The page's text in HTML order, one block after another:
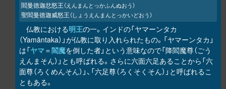
閻曼徳迦忿怒王（えんまんとっかふんぬおう）
聖閻曼徳迦威怒王（しょうえんまんとっかいどおう）
仏教における明王の一。インドの「ヤマーンタカ
（Yamāntaka）」が仏教に取り入れられたもの。「ヤマーンタカ」
は「ヤマ ＝閻魔を倒した者」という意味なので「降閻魔尊（ごう
えんまそん）」とも呼ばれる。さらに六面六足あることから「六
面尊（ろくめんそん）」、「六足尊（ろくそくそん）」と呼ばれるこ
ともある。